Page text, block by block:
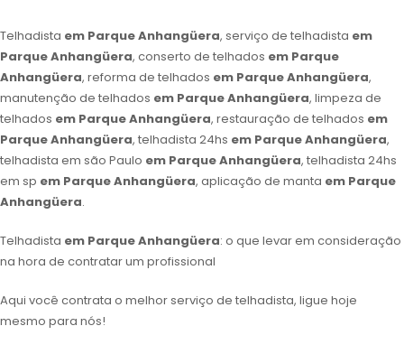
Telhadista em Parque Anhangüera, serviço de telhadista em
Parque Anhangüera, conserto de telhados em Parque
Anhangüera, reforma de telhados em Parque Anhangüera,
manutenção de telhados em Parque Anhangüera, limpeza de
telhados em Parque Anhangüera, restauração de telhados em
Parque Anhangüera, telhadista 24hs em Parque Anhangüera,
telhadista em são Paulo em Parque Anhangüera, telhadista 24hs
em sp em Parque Anhangüera, aplicação de manta em Parque
Anhangüera.
Telhadista em Parque Anhangüera: o que levar em consideração
na hora de contratar um profissional
Aqui você contrata o melhor serviço de telhadista, ligue hoje
mesmo para nós!